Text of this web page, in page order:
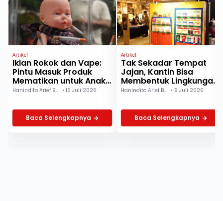
Artikel
Iklan Rokok dan Vape:
Pintu Masuk Produk
Mematikan untuk Anak
dan Remaja
Hanindito Arief Buwono • 16 Juli 2026
Baca Selengkapnya
Artikel
Tak Sekadar Tempat
Jajan, Kantin Bisa
Membentuk Lingkungan
Pangan Sehat
Hanindito Arief Buwono • 9 Juli 2026
Baca Selengkapnya